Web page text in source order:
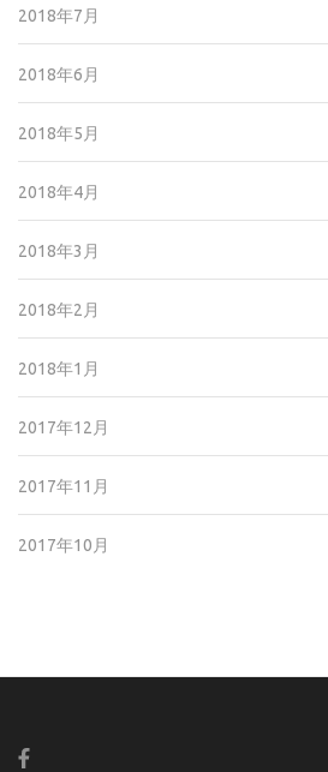
2018年7月
2018年6月
2018年5月
2018年4月
2018年3月
2018年2月
2018年1月
2017年12月
2017年11月
2017年10月